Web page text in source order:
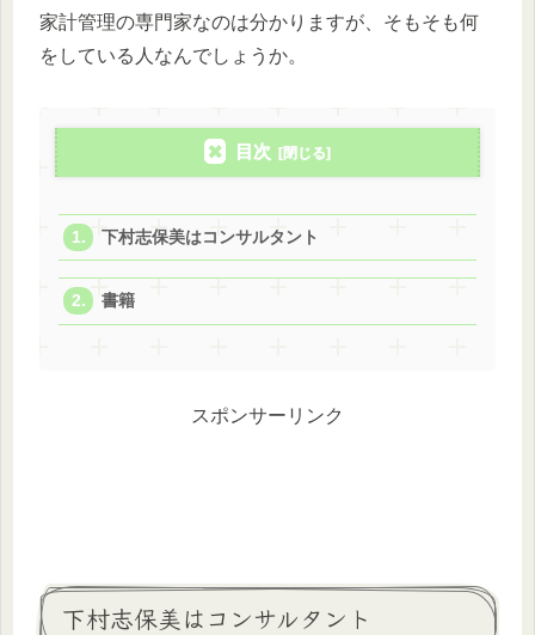
家計管理の専門家なのは分かりますが、そもそも何
をしている人なんでしょうか。
目次
下村志保美はコンサルタント
書籍
スポンサーリンク
下村志保美はコンサルタント